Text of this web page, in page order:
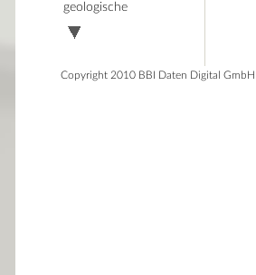
geologische
Copyright 2010 BBI Daten Digital GmbH